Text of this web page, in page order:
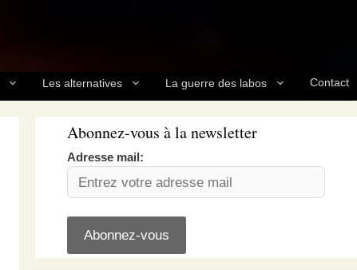
Les alternatives La guerre des labos Contact
Abonnez-vous à la newsletter
Adresse mail: